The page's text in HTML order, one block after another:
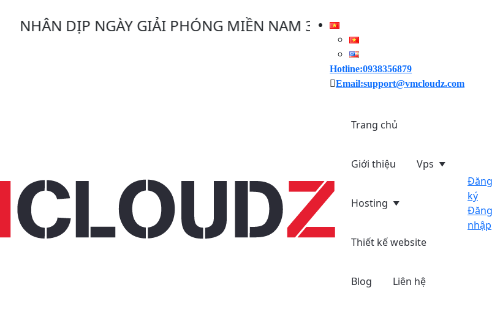
NHÂN DỊP NGÀY GIẢI PHÓNG MIỀN NAM 30/04/2025, VMCLOUDZ
Hotline:0938356879
Email:support@vmcloudz.com
Trang chủ
Giới thiệu Vps
Hosting
Thiết kế website
Blog Liên hệ
Đăng
ký
Đăng
nhập